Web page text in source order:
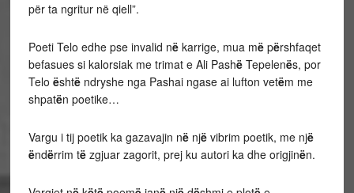
për ta ngritur në qiell”.
Poeti Telo edhe pse invalid nëkarrige, mua mëpërshfaqet
befasues si kalorsiak me trimat e Ali PashëTepelenës, por
Telo ështëndryshe nga Pashai ngase ai lufton vetëm me
shpatën poetike…
Vargu i tij poetik ka gazavajin nënjëvibrim poetik, me një
ëndërrim tëzgjuar zagorit, prej ku autori ka dhe origjinën.